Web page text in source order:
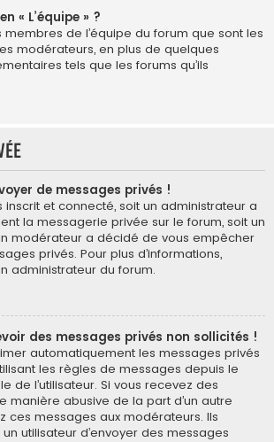
« L’équipe » ?
de l’équipe du forum que sont les
modérateurs, en plus de quelques
tels que les forums qu’ils
de messages privés !
inscrit et connecté, soit un administrateur a
la messagerie privée sur le forum, soit un
modérateur a décidé de vous empêcher
privés. Pour plus d’informations,
administrateur du forum.
des messages privés non sollicités !
automatiquement les messages privés
les règles de messages depuis le
de l’utilisateur. Si vous recevez des
manière abusive de la part d’un autre
ces messages aux modérateurs. Ils
utilisateur d’envoyer des messages